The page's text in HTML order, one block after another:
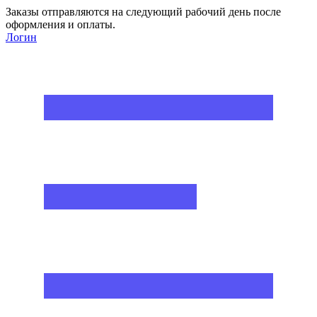
Заказы отправляются на следующий рабочий день после
оформления и оплаты.
Логин